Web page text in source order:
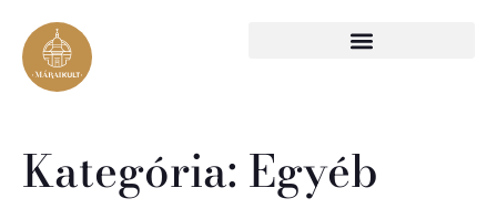
Kategória: Egyéb